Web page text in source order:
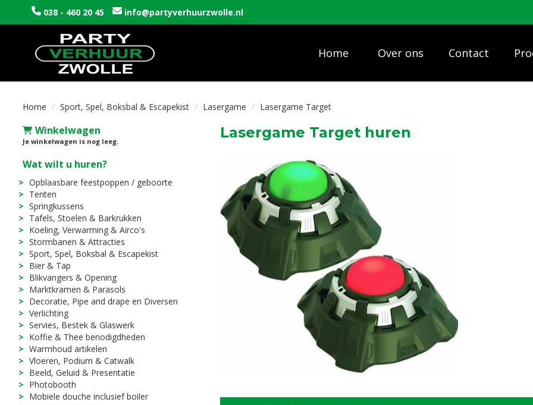
038 - 460 20 45 info@partyverhuurzwolle.nl
Home Over ons Contact
Home Sport, Spel, Boksbal & Escapekist Lasergame Lasergame Target
Winkelwagen
Je winkelwagen is nog leeg.
Wat wilt u huren?
Opblaasbare feestpoppen / geboorte
Tenten
Springkussens
Tafels, Stoelen & Barkrukken
Koeling, Verwarming & Airco's
Stormbanen & Attracties
Sport, Spel, Boksbal & Escapekist
Bier & Tap
Blikvangers & Opening
Marktkramen & Parasols
Decoratie, Pipe and drape en Diversen
Verlichting
Servies, Bestek & Glaswerk
Koffie & Thee benodigdheden
Warmhoud artikelen
Vloeren, Podium & Catwalk
Beeld, Geluid & Presentatie
Photobooth
Mobiele douche inclusief boiler
Lasergame Target huren